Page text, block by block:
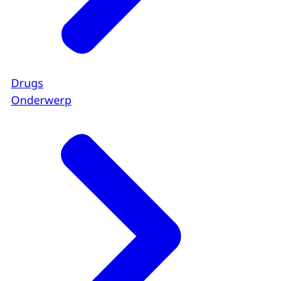
Drugs
Onderwerp